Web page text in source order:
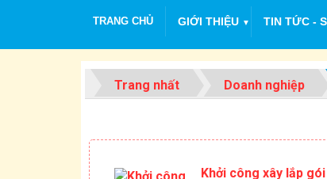
TRANG CHỦ GIỚI THIỆU ▼ TIN TỨC -
Trang nhất Doanh nghiệp
Khởi công xây lắp